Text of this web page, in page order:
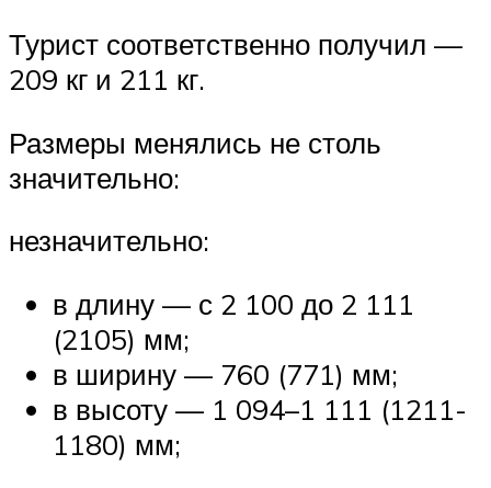
Турист соответственно получил —
209 кг и 211 кг.
Размеры менялись не столь
значительно:
незначительно:
в длину — с 2 100 до 2 111
(2105) мм;
в ширину — 760 (771) мм;
в высоту — 1 094–1 111 (1211-
1180) мм;